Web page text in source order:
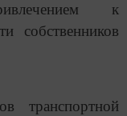
к
собственников
транспортной